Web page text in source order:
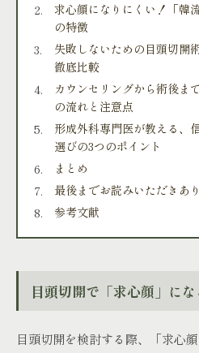
求心顔になりにくい！「韓
の特徴
失敗しないための目頭切開
徹底比較
カウンセリングから術後ま
の流れと注意点
形成外科専門医が教える、
選びの3つのポイント
まとめ
最後までお読みいただきあ
参考文献
目頭切開で「求心顔」に
目頭切開を検討する際、「求心